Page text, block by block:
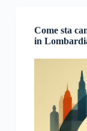
Come sta
in